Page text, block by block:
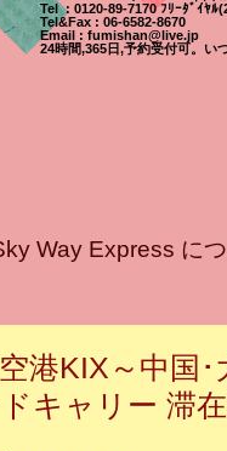
Tel : 0120-89-7170 ﾌﾘｰﾀﾞｲﾔﾙ
Tel&Fax : 06-6582-8670
Email : fumishan@live.jp
24時間,365日,予約受付可。い
Way Express に
港KIX～中国
キャリー 滞